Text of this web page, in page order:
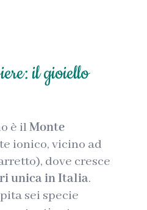
il gioiello
è ilMonte
ionico, vicino ad
dove cresce
unica in Italia.
sei specie